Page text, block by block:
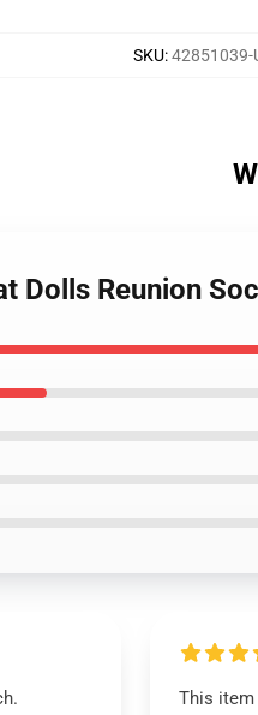
SKU:42851039-
Dolls Reunion
This item